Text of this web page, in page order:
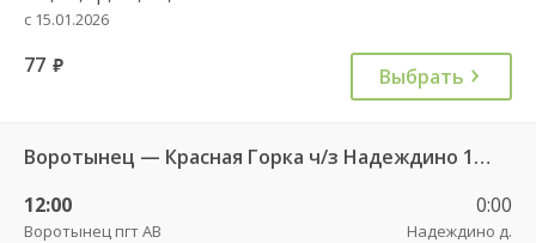
с 15.01.2026
77 руб. Выбрать
Воротынец — Красная Горка ч/з Надеждино 103
12:00
Воротынец пгт АВ
0:00
Надеждино д.